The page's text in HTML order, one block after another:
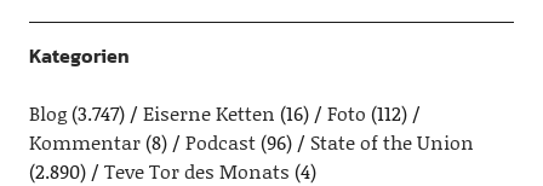
Kategorien
Blog(3.747) Eiserne Ketten (16) Foto (112)
Kommentar(8) Podcast(96)
State of the Union
(2.890)
Teve Tor des Monats (4)